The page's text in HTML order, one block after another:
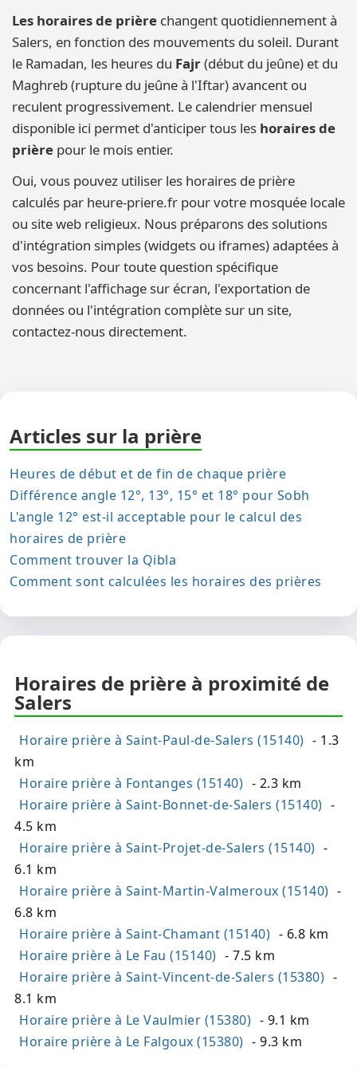
Les horaires de prière changent quotidiennement à
Salers, en fonction des mouvements du soleil. Durant
le Ramadan, les heures du Fajr(début du jeûne) et du
Maghreb (rupture du jeûne à l'Iftar) avancent ou
reculent progressivement. Le calendrier mensuel
disponible ici permet d'anticiper tous les horaires de
prière pour le mois entier.
Oui, vous pouvez utiliser les horaires de prière
calculés par heure-priere.fr pour votre mosquée locale
ou site web religieux. Nous préparons des solutions
d'intégration simples (widgets ou iframes) adaptées à
vos besoins. Pour toute question spécifique
concernant l'affichage sur écran, l'exportation de
données ou l'intégration complète sur un site,
contactez-nous directement.
Articles sur la prière
Heures de début et de fin de chaque prière
Différence angle 12°, 13°, 15° et 18° pour Sobh
L'angle 12° est-il acceptable pour le calcul des
horaires de prière
Comment trouver la Qibla
Comment sont calculées les horaires des prières
Horaires de prière à proximité de
Salers
Horaire prière à Saint-Paul-de-Salers (15140) - 1.3
km
Horaire prière à Fontanges (15140) - 2.3 km
Horaire prière à Saint-Bonnet-de-Salers (15140) -
4.5 km
Horaire prière à Saint-Projet-de-Salers (15140) -
6.1 km
Horaire prière à Saint-Martin-Valmeroux (15140) -
6.8 km
Horaire prière à Saint-Chamant (15140) - 6.8 km
Horaire prière à Le Fau (15140) - 7.5 km
Horaire prière à Saint-Vincent-de-Salers (15380) -
8.1 km
Horaire prière à Le Vaulmier (15380) - 9.1 km
Horaire prière à Le Falgoux (15380) - 9.3 km